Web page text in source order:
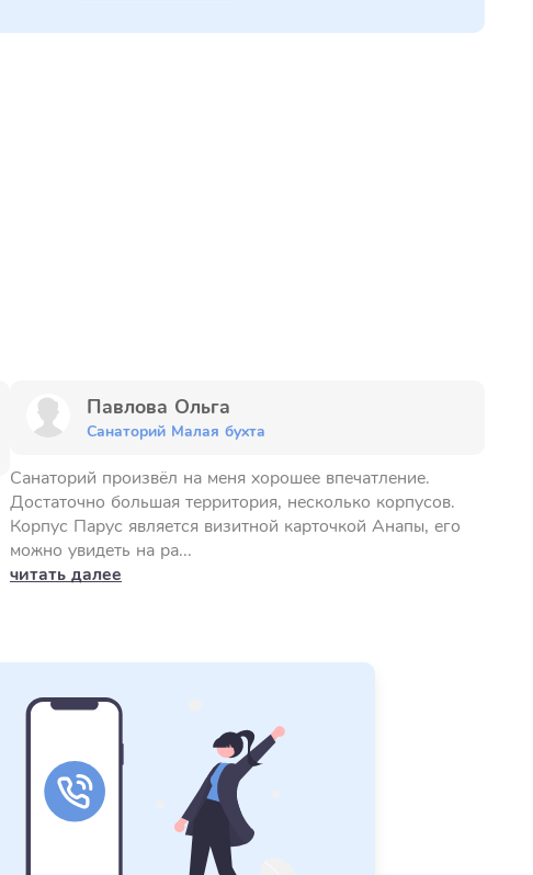
Павлова Ольга
Санаторий Малая бухта
Санаторий произвёл на меня хорошее впечатление.
Достаточно большая территория, несколько корпусов.
Корпус Парус является визитной карточкой Анапы, его
можно увидеть на ра...
читать далее